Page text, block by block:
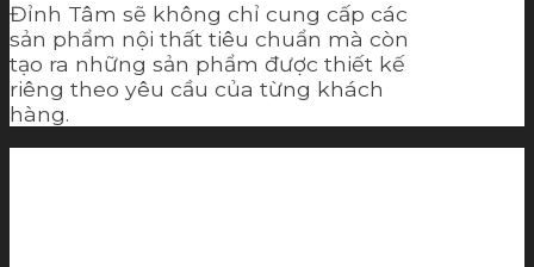
Đỉnh Tâm sẽ không chỉ cung cấp các
sản phẩm nội thất tiêu chuẩn mà còn
tạo ra những sản phẩm được thiết kế
riêng theo yêu cầu của từng khách
hàng.